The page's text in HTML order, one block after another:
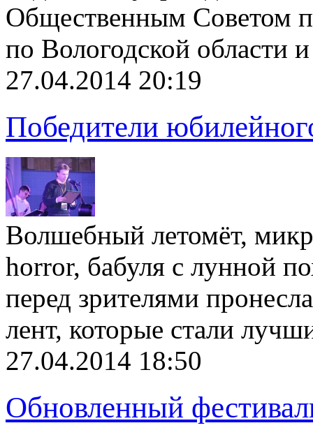
Общественным Советом
по Вологодской области
27.04.2014 20:19
Победители
Волшебный летомёт,
horror, бабуля с лунной
перед зрителями
лент, которые стали
27.04.2014 18:50
Обновленный